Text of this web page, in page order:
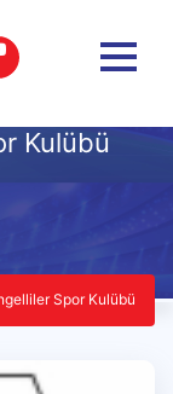
Kulübü
Spor Kulübü